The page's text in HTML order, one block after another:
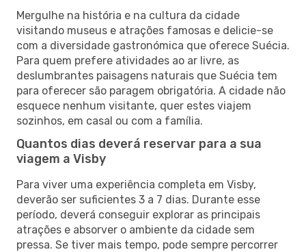
Mergulhe na história e na cultura da cidade
visitando museus e atrações famosas e delicie-se
com a diversidade gastronómica que oferece Suécia.
Para quem prefere atividades ao ar livre, as
deslumbrantes paisagens naturais que Suécia tem
para oferecer são paragem obrigatória. A cidade não
esquece nenhum visitante, quer estes viajem
sozinhos, em casal ou com a família.
Quantos dias deverá reservar para a sua
viagem a Visby
Para viver uma experiência completa em Visby,
deverão ser suficientes 3 a 7 dias. Durante esse
período, deverá conseguir explorar as principais
atrações e absorver o ambiente da cidade sem
pressa. Se tiver mais tempo, pode sempre percorrer